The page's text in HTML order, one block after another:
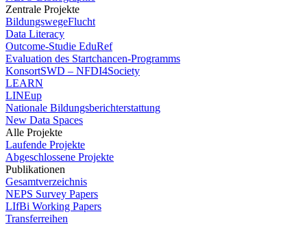
Zentrale Projekte
BildungswegeFlucht
Data Literacy
Outcome-Studie EduRef
Evaluation des Startchancen-Programms
KonsortSWD – NFDI4Society
LEARN
LINEup
Nationale Bildungsberichterstattung
New Data Spaces
Alle Projekte
Laufende Projekte
Abgeschlossene Projekte
Publikationen
Gesamtverzeichnis
NEPS Survey Papers
LIfBi Working Papers
Transferreihen